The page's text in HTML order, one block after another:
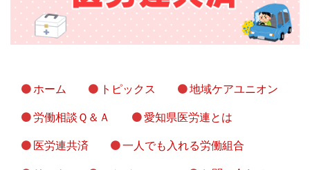
ホーム トピックス 地域ケアユニオン
労働相談Ｑ＆Ａ 愛知県医労連とは
医労連共済 一人でも入れる労働組合